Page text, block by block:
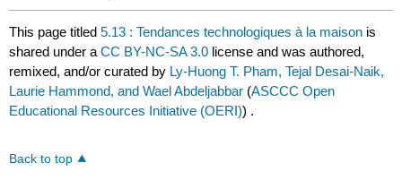
This page titled5.13 : Tendances technologiques à la maison is
shared under aCC BY-NC-SA 3.0 license and was authored,
remixed, and/or curated by Ly-Huong T. Pham, Tejal Desai-Naik,
Laurie Hammond, and Wael Abdeljabbar (ASCCC Open
Educational Resources Initiative (OERI)) .
Back to top